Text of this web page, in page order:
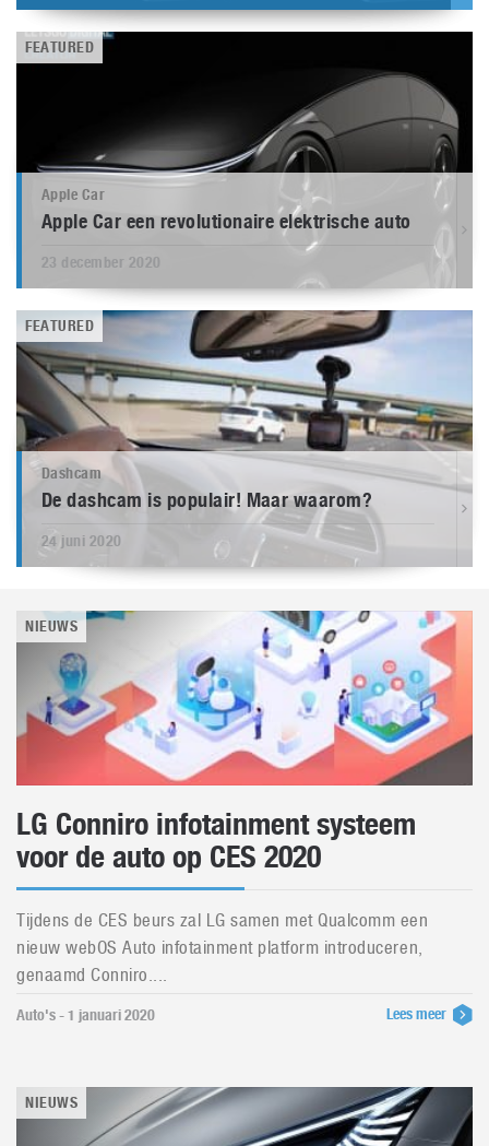
FEATURED
Apple Car
Apple Car een revolutionaire elektrische auto
23 december 2020
FEATURED
Dashcam
De dashcam is populair! Maar waarom?
24 juni 2020
NIEUWS
LG Conniro infotainment systeem
voor de auto op CES 2020
Tijdens de CES beurs zal LG samen met Qualcomm een
nieuw webOS Auto infotainment platform introduceren,
genaamd Conniro....
Auto's - 1 januari 2020 Lees meer
NIEUWS